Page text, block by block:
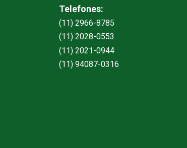
Telefones:
(11) 2966-8785
(11) 2028-0553
(11) 2021-0944
(11) 94087-0316